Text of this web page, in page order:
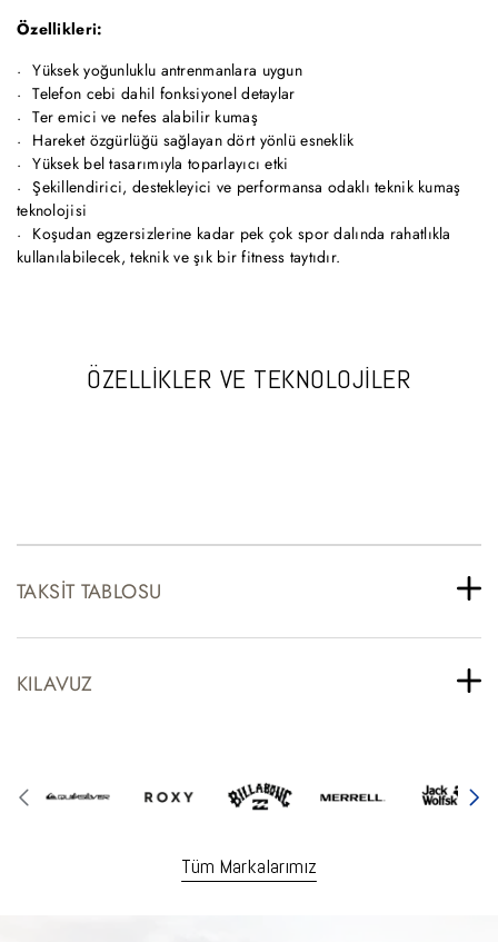
Özellikleri:
Yüksek yoğunluklu antrenmanlara uygun
Telefon cebi dahil fonksiyonel detaylar
Ter emici ve nefes alabilir kumaş
Hareket özgürlüğü sağlayan dört yönlü esneklik
Yüksek bel tasarımıyla toparlayıcı etki
Şekillendirici, destekleyici ve performansa odaklı teknik kumaş
teknolojisi
Koşudan egzersizlerine kadar pek çok spor dalında rahatlıkla
kullanılabilecek, teknik ve şık bir fitness taytıdır.
ÖZELLİKLER VE TEKNOLOJİLER
TAKSIT TABLOSU
KILAVUZ
Tüm Markalarımız